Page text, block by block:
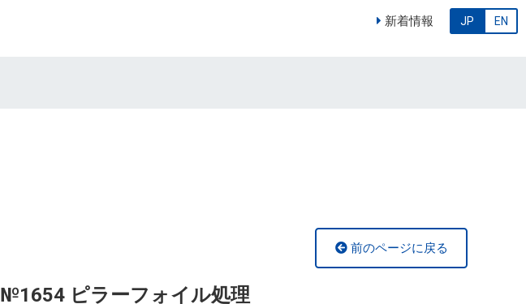
新着情報 JP EN
前のページに戻る
№1654 ピラーフォイル処理